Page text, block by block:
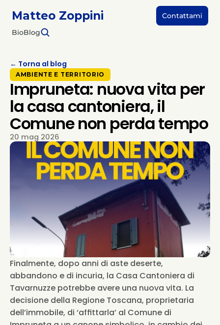
← Torna al blog
AMBIENTE E TERRITORIO
Impruneta: nuova vita per
la casa cantoniera, il
Comune non perda tempo
20 mag 2026
Finalmente, dopo anni di aste deserte,
abbandono e di incuria, la Casa Cantoniera di
Tavarnuzze potrebbe avere una nuova vita. La
decisione della Regione Toscana, proprietaria
dell’immobile, di ‘affittarla’ al Comune di
Matteo Zoppini
Contattami
BioBlog